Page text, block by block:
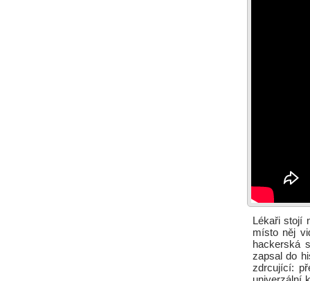
Lékaři stojí
místo něj
hackerská
zapsal do
zdrcující: